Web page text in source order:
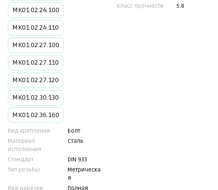
МК01.02.24.100
МК01.02.24.110
МК01.02.27.100
МК01.02.27.110
МК01.02.27.120
МК01.02.30.130
МК01.02.36.160
Вид крепления
Болт
Материал
исполнения
Сталь
Стандарт
DIN 933
Тип резьбы
Метрическа
я
Вид нарезки
Полная
Класс прочности
5.8